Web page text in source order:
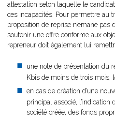
attestation selon laquelle le
ces incapacités. Pour permettre au
proposition de reprise n’émane pas
soutenir une offre conforme aux
repreneur doit également lui
une note de présentation du
Kbis de moins de trois mois,
en cas de création d’une
principal associé,
société créée, des fonds